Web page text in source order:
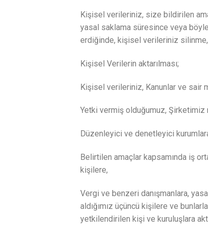
Kişisel verileriniz, size bildirilen
yasal saklama süresince veya
erdiğinde, kişisel verileriniz silinme,
Kişisel Verilerin aktarılması;
Kişisel verileriniz, Kanunlar ve sair
Yetki vermiş olduğumuz,
Düzenleyici ve denetleyici
Belirtilen amaçlar kapsamında iş
kişilere,
Vergi ve benzeri danışmanlara,
aldığımız üçüncü kişilere ve
yetkilendirilen kişi ve kuruluşlara